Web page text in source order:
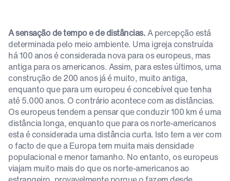
A sensação de tempo e de distâncias.A percepção está
determinada pelo meio ambiente. Uma igreja construída
há 100 anos é considerada nova para os europeus, mas
antiga para os americanos. Assim, para estes últimos, uma
construção de 200 anos já é muito, muito antiga,
enquanto que para um europeu é concebível que tenha
até 5.000 anos. O contrário acontece com as distâncias.
Os europeus tendem a pensar que conduzir 100 km é uma
distância longa, enquanto que para os norte-americanos
esta é considerada uma distância curta. Isto tem a ver com
o facto de que a Europa tem muita mais densidade
populacional e menor tamanho. No entanto, os europeus
viajam muito mais do que os norte-americanos ao